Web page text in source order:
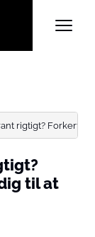
rigtigt? Forkert
til at